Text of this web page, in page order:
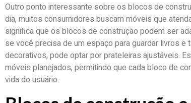
Outro ponto interessante sobre os blocos de
dia, muitos consumidores buscam móveis que
significa que os blocos de construção podem ser
se você precisa de um espaço para guardar livros
decorativos, pode optar por prateleiras ajustáveis.
móveis planejados, permitindo que cada bloco de
vida do usuário.